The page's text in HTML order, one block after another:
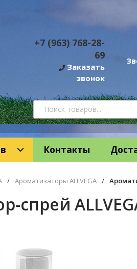
+7 (963) 768-28-
69
Заказать
звонок
Контакты
/ Ароматизаторы ALLVEGA /
спрей